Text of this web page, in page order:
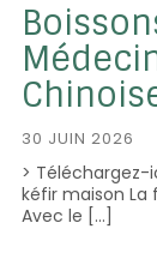
30 JUIN 2026
> Téléchargez-
kéfir maison La
Avec le […]